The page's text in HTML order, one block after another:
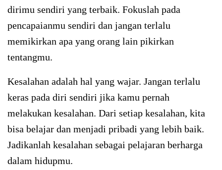
dirimu sendiri yang terbaik. Fokuslah pada
pencapaianmu sendiri dan jangan terlalu
memikirkan apa yang orang lain pikirkan
tentangmu.
Kesalahan adalah hal yang wajar. Jangan terlalu
keras pada diri sendiri jika kamu pernah
melakukan kesalahan. Dari setiap kesalahan, kita
bisa belajar dan menjadi pribadi yang lebih baik.
Jadikanlah kesalahan sebagai pelajaran berharga
dalam hidupmu.